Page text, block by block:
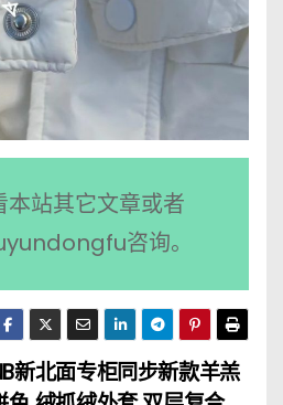
本站其它文章或者
咨询。
北面专柜同步新款羊羔
新